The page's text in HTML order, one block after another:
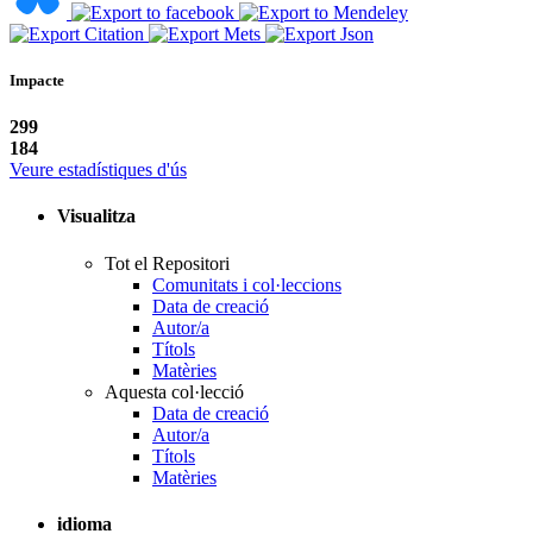
Impacte
299
184
Veure estadístiques d'ús
Visualitza
Tot el Repositori
Comunitats i col·leccions
Data de creació
Autor/a
Títols
Matèries
Aquesta col·lecció
Data de creació
Autor/a
Títols
Matèries
idioma